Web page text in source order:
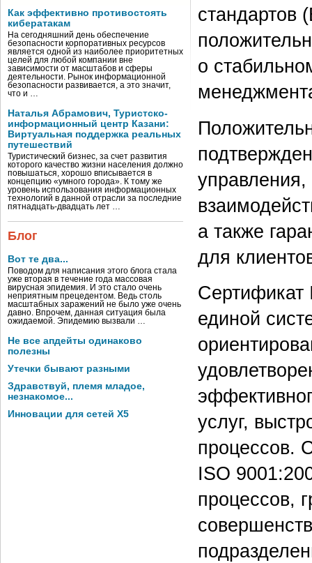
Как эффективно противостоять
кибератакам
На сегодняшний день обеспечение
безопасности корпоративных ресурсов
является одной из наиболее приоритетных
целей для любой компании вне
зависимости от масштабов и сферы
деятельности. Рынок информационной
безопасности развивается, а это значит,
что и …
Наталья Абрамович, Туристско-
информационный центр Казани:
Виртуальная поддержка реальных
путешествий
Туристический бизнес, за счет развития
которого качество жизни населения должно
повышаться, хорошо вписывается в
концепцию «умного города». К тому же
уровень использования информационных
технологий в данной отрасли за последние
пятнадцать-двадцать лет …
Блог
Вот те два...
Поводом для написания этого блога стала
уже вторая в течение года массовая
вирусная эпидемия. И это стало очень
неприятным прецедентом. Ведь столь
масштабных заражений не было уже очень
давно. Впрочем, данная ситуация была
ожидаемой. Эпидемию вызвали …
Не все апдейты одинаково
полезны
Утечки бывают разными
Здравствуй, племя младое,
незнакомое...
Инновации для сетей X5
стандартов
о
а также
для
Сертификат
единой
услуг,
процессов.
ISO
процессов,